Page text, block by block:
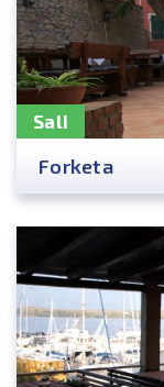
Sali
Forketa